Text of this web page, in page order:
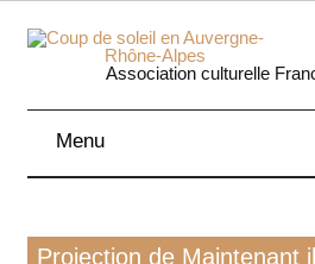
Skip
content
Association culturelle
Menu
Film
Projection de Maintenant